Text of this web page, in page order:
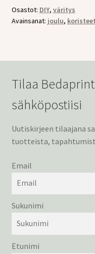
Osastot: DIY, väritys
Avainsanat: joulu, koristeet
Tilaa
sähköpostiisi
Uutiskirjeen tilaajana
tuotteista,
Email
Sukunimi
Etunimi